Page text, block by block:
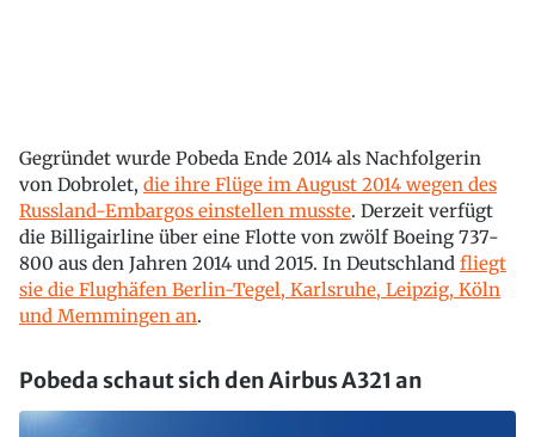
Gegründet wurde Pobeda Ende 2014 als Nachfolgerin
von Dobrolet, die ihre Flüge im August 2014 wegen des
Russland-Embargos einstellen musste. Derzeit verfügt
die Billigairline über eine Flotte von zwölf Boeing 737-
800 aus den Jahren 2014 und 2015. In Deutschland fliegt
sie die Flughäfen Berlin-Tegel, Karlsruhe, Leipzig, Köln
und Memmingen an.
Pobeda schaut sich den Airbus A321 an